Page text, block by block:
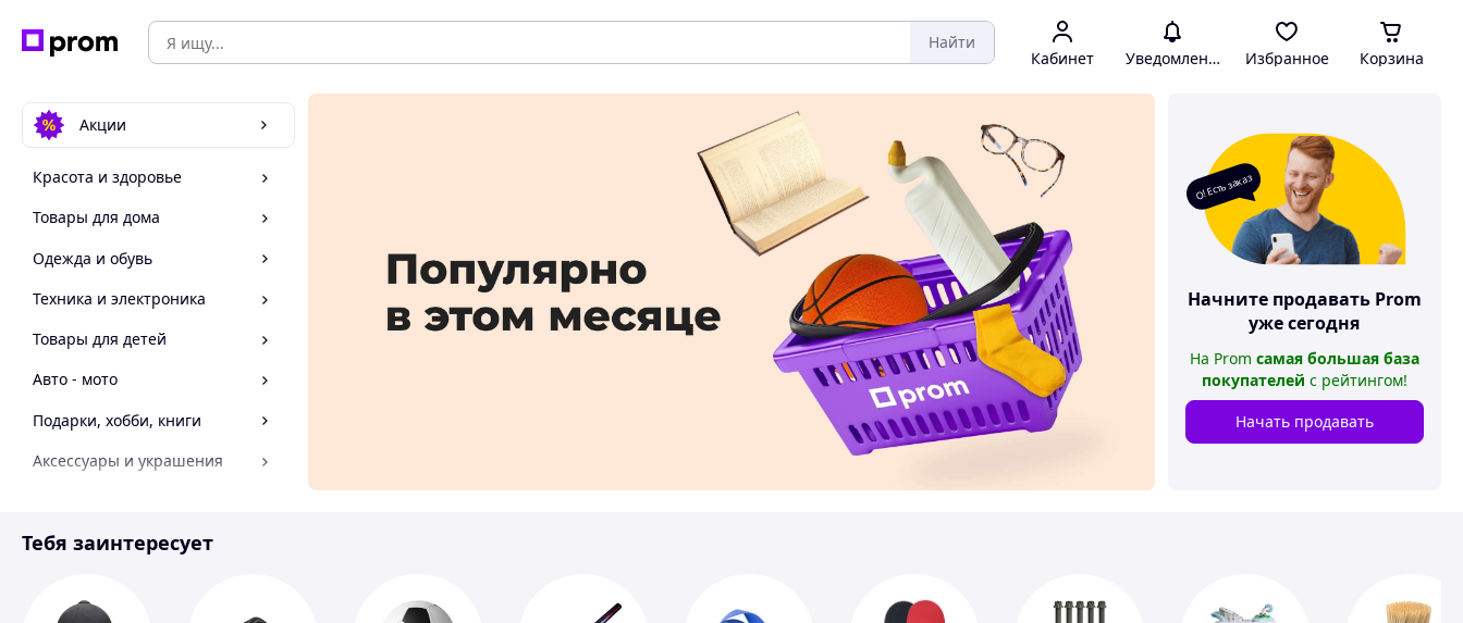
Найти
Кабинет Уведомления Избранное Корзина
Акции
Красота и здоровье
Товары для дома
Одежда и обувь
Техника и электроника
Товары для детей
Авто - мото
Подарки, хобби, книги
Аксессуары и украшения
Спорт и отдых
О! Есть заказ
Начните продавать Prom
уже сегодня
На Prom самая большая база
покупателей с рейтингом!
Начать продавать
Тебя заинтересует